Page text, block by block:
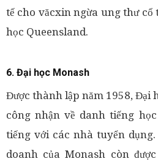
tế cho văcxin ngừa ung thư
học Queensland.
6. Đại học Monash
Được thành lập năm 1958, Đại
công nhận về danh tiếng
tiếng với các nhà tuyển
doanh của Monash còn